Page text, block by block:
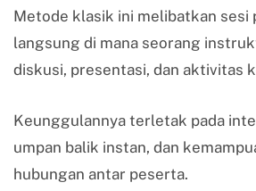
Metode klasik ini melibatkan sesi
langsung di mana seorang
diskusi, presentasi, dan aktivitas
Keunggulannya terletak pada
umpan balik instan, dan
hubungan antar peserta.